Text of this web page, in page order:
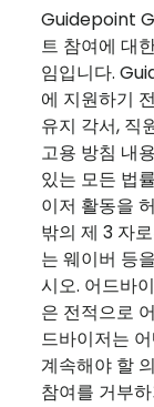
Guidepoint
트 참여에 대
임입니다.
에 지원하기
유지 각서, 직
고용 방침 내
있는 모든 법
이저 활동을
밖의 제 3 자
는 웨이버 등
시오. 어드바
은 전적으로
드바이저는
계속해야 할
참여를 거부